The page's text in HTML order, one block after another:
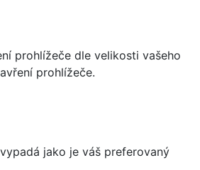
prohlížeče dle velikosti vašeho
prohlížeče.
jako je váš preferovaný